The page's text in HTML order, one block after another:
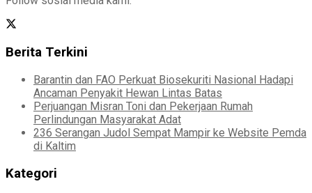
Berita Terkini
Barantin dan FAO Perkuat Biosekuriti Nasional Hadapi
Ancaman Penyakit Hewan Lintas Batas
Perjuangan Misran Toni dan Pekerjaan Rumah
Perlindungan Masyarakat Adat
236 Serangan Judol Sempat Mampir ke Website Pemda
di Kaltim
Kategori